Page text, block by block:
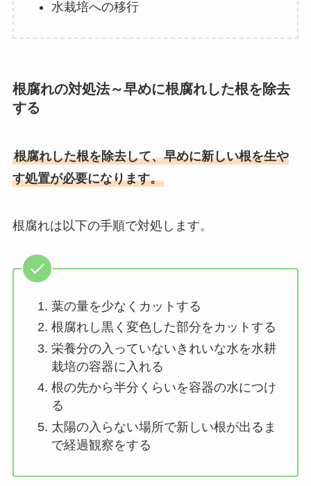
水栽培への移行
根腐れの対処法～早めに根腐れした根を除去
する
根腐れした根を除去して、早めに新しい根を生や
す処置が必要になります。
根腐れは以下の手順で対処します。
葉の量を少なくカットする
根腐れし黒く変色した部分をカットする
栄養分の入っていないきれいな水を水耕
栽培の容器に入れる
根の先から半分くらいを容器の水につけ
る
太陽の入らない場所で新しい根が出るま
で経過観察をする